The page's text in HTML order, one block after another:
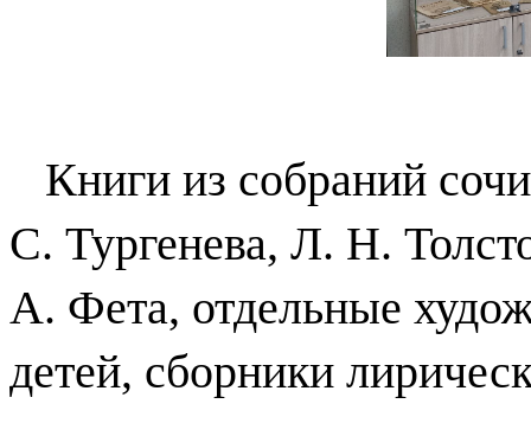
Книги из собраний
С. Тургенева, Л. Н.
А. Фета, отдельные
детей, сборники